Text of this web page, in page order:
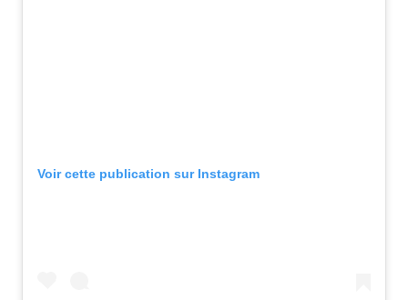
Voir cette publication sur Instagram